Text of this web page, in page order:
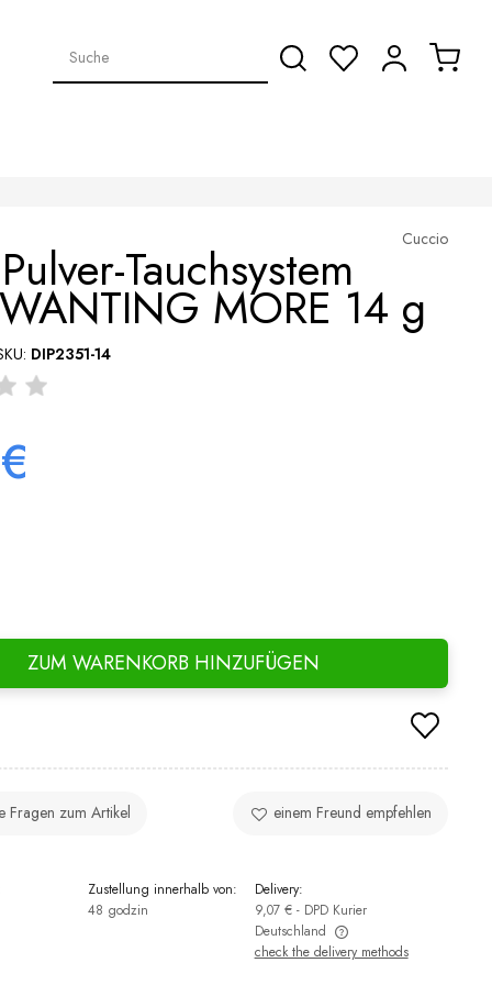
Cuccio
Tauchsystem
MORE 14 g
DIP2351-14
ZUM WARENKORB HINZUFÜGEN
Fragen zum Artikel einem Freund empfehlen
Zustellung innerhalb von:
48 godzin
Delivery:
9,07 € - DPD Kurier
Deutschland
check the delivery methods